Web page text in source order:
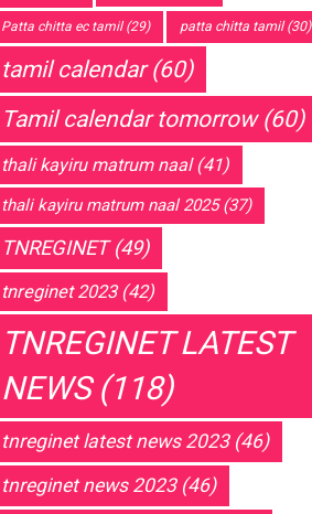
Patta chitta ec tamil(29) patta chitta tamil(30)
tamil calendar(60)
Tamil calendar tomorrow(60)
thali kayiru matrum naal(41)
thali kayiru matrum naal 2025(37)
TNREGINET(49)
tnreginet 2023(42)
TNREGINET LATEST
NEWS(118)
tnreginet latest news 2023(46)
tnreginet news 2023(46)